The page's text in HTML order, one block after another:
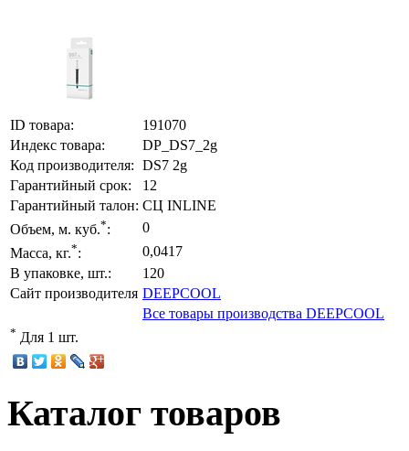
ID товара:
191070
Индекс товара:
DP_DS7_2g
Код производителя: DS7 2g
Гарантийный срок:
12
Гарантийный талон: СЦ INLINE
Объем, м. куб.*:
0
Масса, кг.*:
0,0417
В упаковке, шт.:
120
Сайт производителя DEEPCOOL
Все товары производства DEEPCOOL
* Для 1 шт.
Каталог товаров